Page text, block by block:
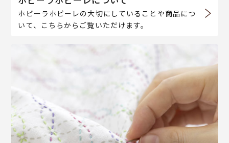
ホビーラホビーレの大切にしていることや商品につ
いて、こちらからご覧いただけます。